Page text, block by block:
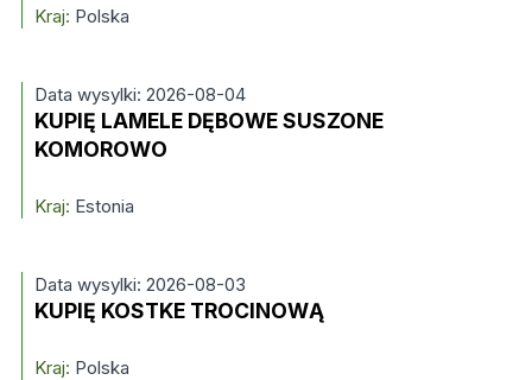
Kraj: Polska
Data wysylki: 2026-08-04
KUPIĘ LAMELE DĘBOWE SUSZONE
KOMOROWO
Kraj: Estonia
Data wysylki: 2026-08-03
KUPIĘ KOSTKE TROCINOWĄ
Kraj: Polska